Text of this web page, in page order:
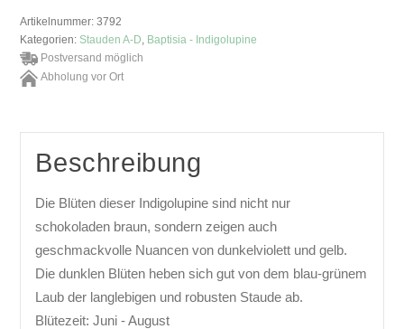
Artikelnummer:3792
Kategorien: Stauden A-D Baptisia - Indigolupine
Postversand möglich
Abholung vor Ort
Beschreibung
Die Blüten dieser Indigolupine sind nicht nur
schokoladen braun, sondern zeigen auch
geschmackvolle Nuancen von dunkelviolett und gelb.
Die dunklen Blüten heben sich gut von dem blau-grünem
Laub der langlebigen und robusten Staude ab.
Blütezeit: Juni - August